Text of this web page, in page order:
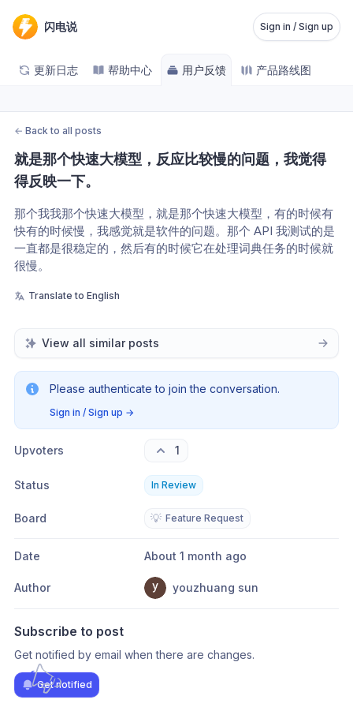
闪电说 Sign in / Sign up
更新日志 帮助中心 用户反馈 产品路线图
← Back to all posts
就是那个快速大模型，反应比较慢的问题，我觉得
得反映一下。
那个我我那个快速大模型，就是那个快速大模型，有的时候有
快有的时候慢，我感觉就是软件的问题。那个 API 我测试的是
一直都是很稳定的，然后有的时候它在处理词典任务的时候就
很慢。
Translate to English
View all similar posts
Please authenticate to join the conversation.
Sign in / Sign up →
Upvoters 1
Status In Review
Board 💡 Feature Request
Date About 1 month ago
Author youzhuang sun
Subscribe to post
Get notified by email when there are changes.
Get notified